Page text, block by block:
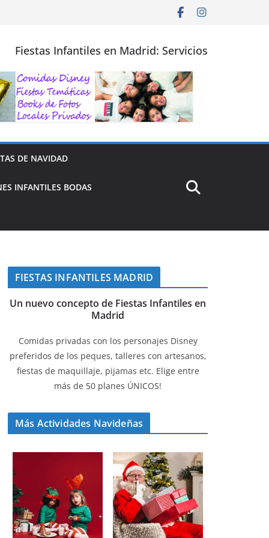
Fiestas Infantiles en Madrid: Servicios
DE NAVIDAD
INFANTILES BODAS
FIESTAS INFANTILES MADRID
Un nuevo concepto de Fiestas Infantiles en
Madrid
Comidas privadas con los personajes Disney
preferidos de los peques, talleres con artesanos,
fiestas de maquillaje, pijamas etc. Elige entre
más de 50 planes ÚNICOS!
Más Actividades Navideñas